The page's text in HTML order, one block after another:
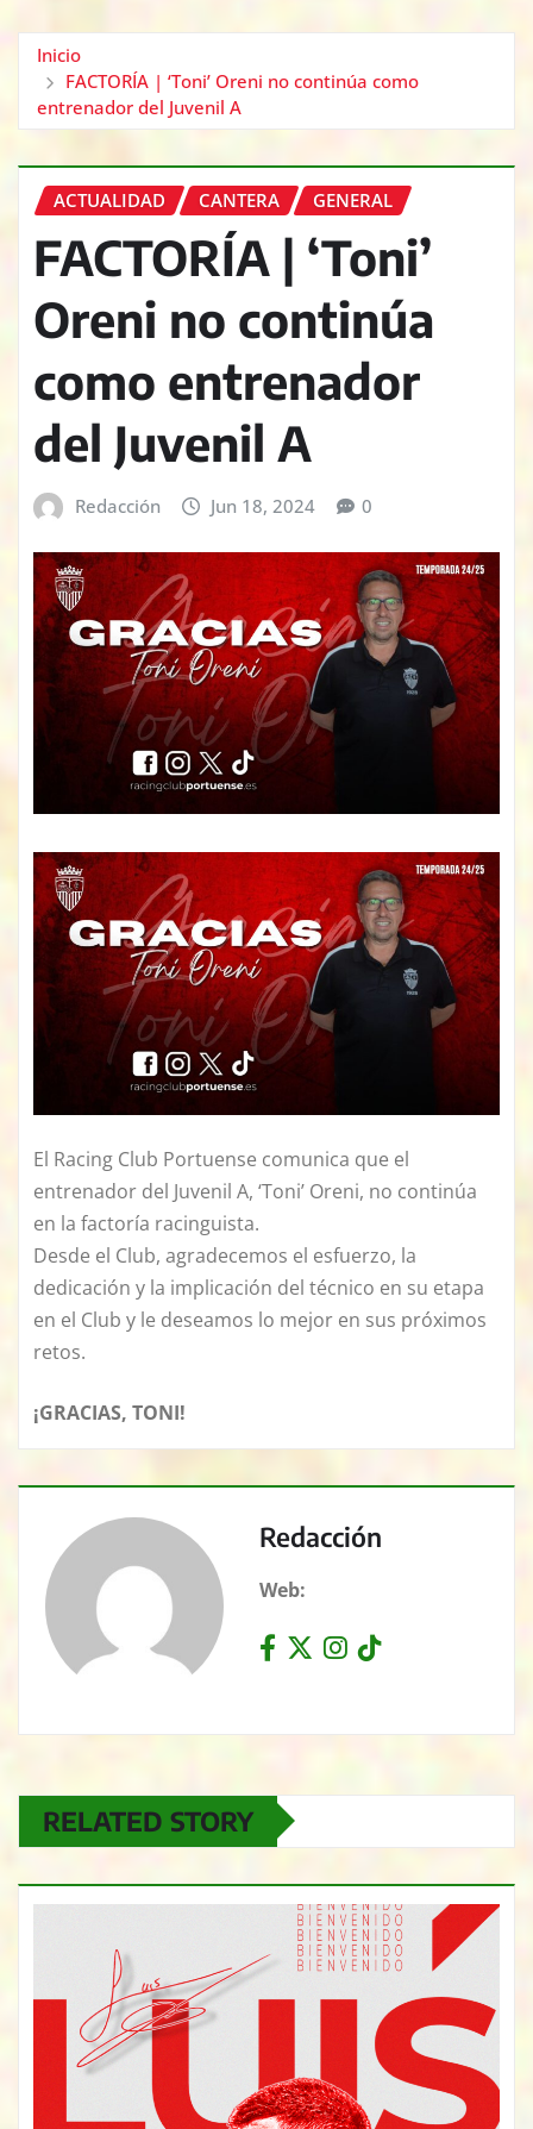
Inicio
FACTORÍA | ‘Toni’ Oreni no continúa como
entrenador del Juvenil A
ACTUALIDAD CANTERA GENERAL
FACTORÍA | ‘Toni’
Oreni no continúa
como entrenador
del Juvenil A
Redacción Jun 18, 2024 0
El Racing Club Portuense comunica que el
entrenador del Juvenil A, ‘Toni’ Oreni, no continúa
en la factoría racinguista.
Desde el Club, agradecemos el esfuerzo, la
dedicación y la implicación del técnico en su etapa
en el Club y le deseamos lo mejor en sus próximos
retos.
¡GRACIAS, TONI!
Redacción
Web:
RELATED STORY